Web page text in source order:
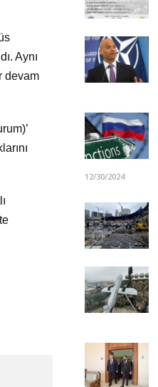
Aynı
devam
12/30/2024